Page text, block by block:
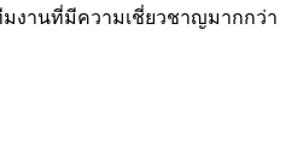
งานที่มีความเชี่ยวชาญมากกว่า